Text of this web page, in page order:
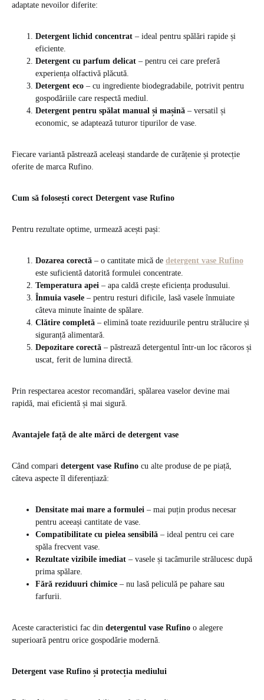
adaptate nevoilor diferite:
Detergent lichid concentrat – ideal pentru spălări rapide și
eficiente.
Detergent cu parfum delicat – pentru cei care preferă
experiența olfactivă plăcută.
Detergent eco – cu ingrediente biodegradabile, potrivit pentru
gospodăriile care respectă mediul.
Detergent pentru spălat manual și mașină – versatil și
economic, se adaptează tuturor tipurilor de vase.
Fiecare variantă păstrează aceleași standarde de curățenie și protecție
oferite de marca Rufino.
Cum să folosești corect Detergent vase Rufino
Pentru rezultate optime, urmează acești pași:
Dozarea corectă – o cantitate mică de detergent vase Rufino
este suficientă datorită formulei concentrate.
Temperatura apei – apa caldă crește eficiența produsului.
Înmuia vasele – pentru resturi dificile, lasă vasele înmuiate
câteva minute înainte de spălare.
Clătire completă – elimină toate reziduurile pentru strălucire și
siguranță alimentară.
Depozitare corectă – păstrează detergentul într-un loc răcoros și
uscat, ferit de lumina directă.
Prin respectarea acestor recomandări, spălarea vaselor devine mai
rapidă, mai eficientă și mai sigură.
Avantajele față de alte mărci de detergent vase
Când compari detergent vase Rufino cu alte produse de pe piață,
câteva aspecte îl diferențiază:
Densitate mai mare a formulei – mai puțin produs necesar
pentru aceeași cantitate de vase.
Compatibilitate cu pielea sensibilă – ideal pentru cei care
spăla frecvent vase.
Rezultate vizibile imediat – vasele și tacâmurile strălucesc după
prima spălare.
Fără reziduuri chimice – nu lasă peliculă pe pahare sau
farfurii.
Aceste caracteristici fac din detergentul vase Rufino o alegere
superioară pentru orice gospodărie modernă.
Detergent vase Rufino și protecția mediului